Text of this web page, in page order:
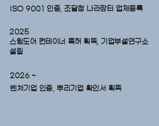
ISO 9001 인증, 조달청 나라장터 업체등록
2025
스윙도어 컨테이너 특허 획득, 기업부설연구소
설립
2026 ~
벤처기업 인증, 뿌리기업 확인서 획득